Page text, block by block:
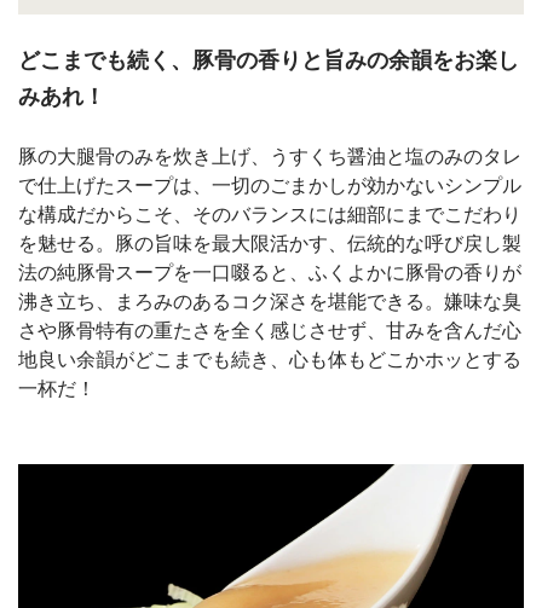
どこまでも続く、豚骨の香りと旨みの余韻をお楽し
みあれ！
豚の大腿骨のみを炊き上げ、うすくち醤油と塩のみのタレ
で仕上げたスープは、一切のごまかしが効かないシンプル
な構成だからこそ、そのバランスには細部にまでこだわり
を魅せる。豚の旨味を最大限活かす、伝統的な呼び戻し製
法の純豚骨スープを一口啜ると、ふくよかに豚骨の香りが
沸き立ち、まろみのあるコク深さを堪能できる。嫌味な臭
さや豚骨特有の重たさを全く感じさせず、甘みを含んだ心
地良い余韻がどこまでも続き、心も体もどこかホッとする
一杯だ！